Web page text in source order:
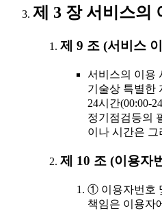
제 3 장 서비스의
제 9 조 (서비스
서비스의 이용
기술상 특별한
24시간(00:00-
정기점검등의
이나 시간은
제 10 조 (이용자
① 이용자번호
책임은 이용자